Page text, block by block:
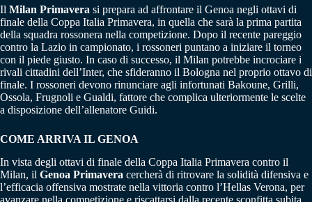
Il Milan Primavera si prepara ad affrontare il Genoa negli ottavi di
finale della Coppa Italia Primavera, in quella che sarà la prima partita
della squadra rossonera nella competizione. Dopo il recente pareggio
contro la Lazio in campionato, i rossoneri puntano a iniziare il torneo
con il piede giusto. In caso di successo, il Milan potrebbe incrociare i
rivali cittadini dell’Inter, che sfideranno il Bologna nel proprio ottavo di
finale. I rossoneri devono rinunciare agli infortunati Bakoune, Grilli,
Ossola, Frugnoli e Gualdi, fattore che complica ulteriormente le scelte
a disposizione dell’allenatore Guidi.
COME ARRIVA IL GENOA
In vista degli ottavi di finale della Coppa Italia Primavera contro il
Milan, il Genoa Primavera cercherà di ritrovare la solidità difensiva e
l’efficacia offensiva mostrate nella vittoria contro l’Hellas Verona, per
avanzare nella competizione e riscattarsi dalla recente sconfitta subita